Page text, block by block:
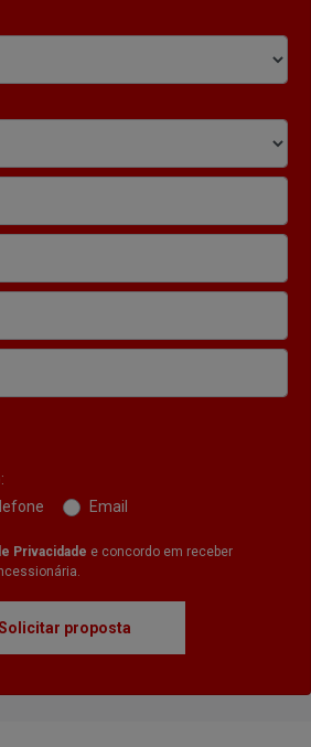
Email
Privacidade e concordo em receber
proposta